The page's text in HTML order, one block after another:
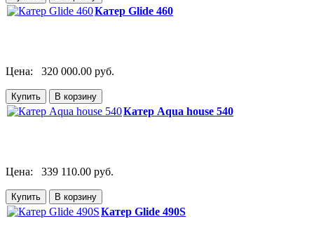
Катер Glide 460
Цена: 320 000.00 руб.
Катер Aqua house 540
Цена: 339 110.00 руб.
Катер Glide 490S